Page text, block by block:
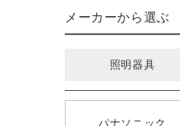
メーカーから選ぶ
照明器具
パナソニック